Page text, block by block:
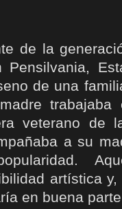
de la
Pensilvania,
de una
veterano de
a su
artística
en buena